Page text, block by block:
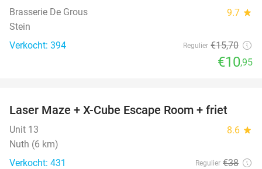
Brasserie De Grous 9.7 star
Stein
Verkocht: 394
Regulier €15,70
€10,95
39%
Laser Maze + X-Cube Escape Room + friet
Unit 13 8.6 star
Nuth (6 km)
Verkocht: 431
Regulier €38